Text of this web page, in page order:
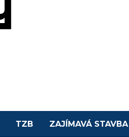
TZB ZAJÍMAVÁ STAVBA